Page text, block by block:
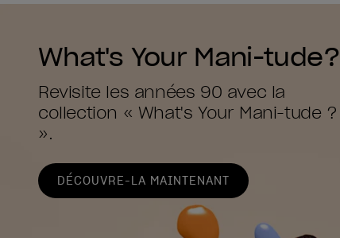
What's Your Mani-tude?
Revisite les années 90 avec la
collection « What's Your Mani-tude ?
».
DÉCOUVRE-LA MAINTENANT